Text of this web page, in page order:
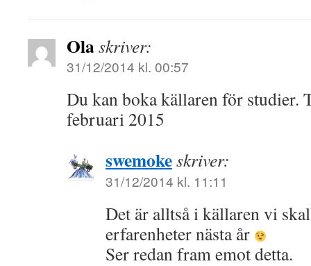
Olaskriver:
31/12/2014 kl. 00:57
Du kan boka källaren för studier.
februari 2015
swemokeskriver:
31/12/2014 kl. 11:11
Det är alltså i källaren vi
erfarenheter nästa år
Ser redan fram emot detta.